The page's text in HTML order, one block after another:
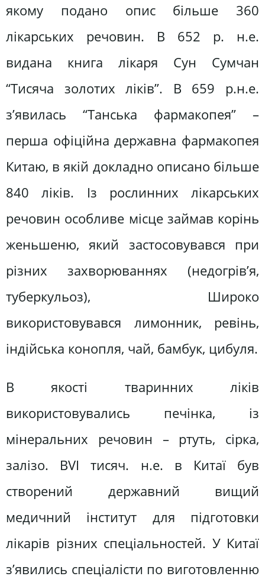
якому подано опис більше 360
лікарських речовин. В 652 р. н.е.
видана книга лікаря Сун Сумчан
“Тисяча золотих ліків”. В 659 р.н.е.
з’явилась “Танська фармакопея” –
перша офіційна державна фармакопея
Китаю, в якій докладно описано більше
840 ліків. Із рослинних лікарських
речовин особливе місце займав корінь
женьшеню, який застосовувався при
різних захворюваннях (недогрів’я,
туберкульоз), Широко
використовувався лимонник, ревінь,
індійська конопля, чай, бамбук, цибуля.
В якості тваринних ліків
використовувались печінка, із
мінеральних речовин – ртуть, сірка,
залізо. ВVІ тисяч. н.е. в Китаї був
створений державний вищий
медичний інститут для підготовки
лікарів різних спеціальностей. У Китаї
з’явились спеціалісти по виготовленню